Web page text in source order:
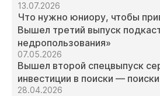
13.07.2026
Что нужно юниору, чтобы
Вышел третий выпуск
недропользования»
07.05.2026
Вышел второй спецвыпуск
инвестиции в поиски —
28.04.2026